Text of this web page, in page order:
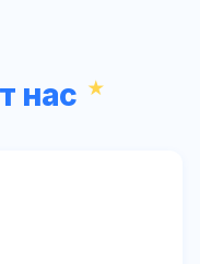
нас